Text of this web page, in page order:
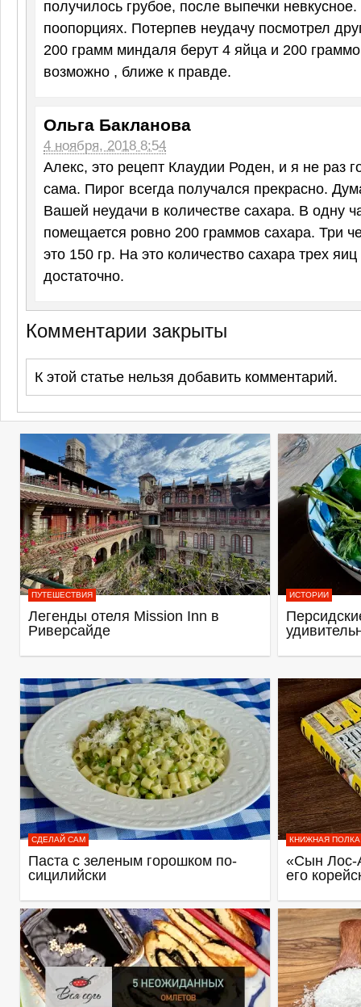
получилось грубое, после выпечки
поопорциях. Потерпев неудачу посмотрел
200 грамм миндаля берут 4 яйца и 200
возможно , ближе к правде.
Ольга Бакланова
4 ноября, 2018 8:54
Алекс, это рецепт Клаудии Роден, и я не раз
сама. Пирог всегда получался прекрасно.
Вашей неудачи в количестве сахара. В одну
помещается ровно 200 граммов сахара. Три
это 150 гр. На это количество сахара трех
достаточно.
Комментарии закрыты
К этой статье нельзя добавить комментарий.
ПУТЕШЕСТВИЯ
Легенды отеля Mission Inn в
Риверсайде
ИСТОРИИ
СДЕЛАЙ САМ
Паста с зеленым горошком по-
сицилийски
КНИЖНАЯ ПОЛКА
«Сын Лос-
его